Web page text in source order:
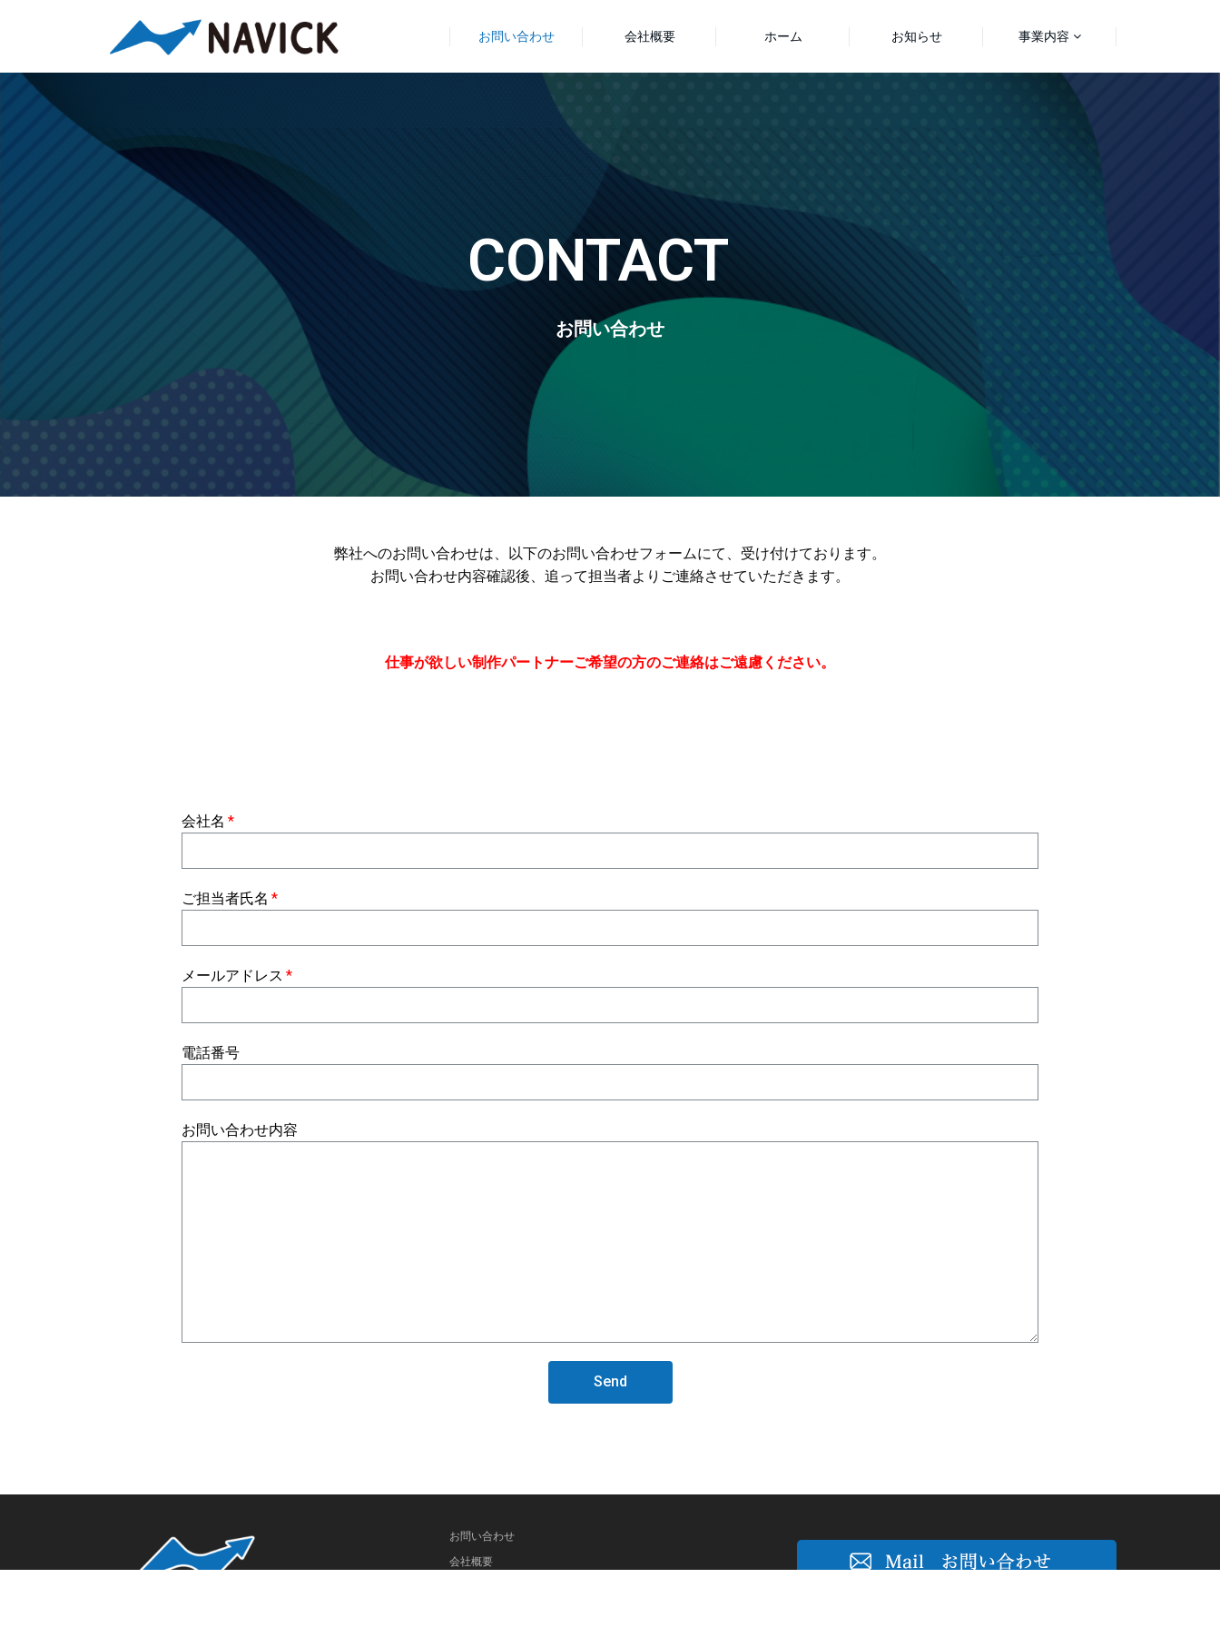
お問い合わせ 会社概要 ホーム お知らせ 事業内容
CONTACT
お問い合わせ
弊社へのお問い合わせは、以下のお問い合わせフォームにて、受け付けております。
お問い合わせ内容確認後、追って担当者よりご連絡させていただきます。
仕事が欲しい制作パートナーご希望の方のご連絡はご遠慮ください。
会社名
ご担当者氏名
メールアドレス
電話番号
お問い合わせ内容
Send
お問い合わせ
会社概要